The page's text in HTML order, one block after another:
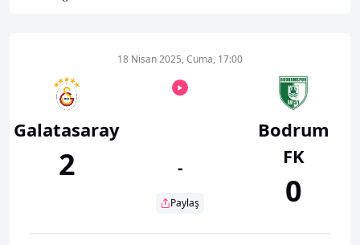
Galatasaray
2
18 Nisan 2025, Cuma, 17:00
-
Paylaş
Bodrum
FK
0